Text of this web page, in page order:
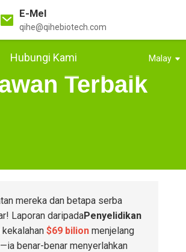
E-Mel
qihe@qihebiotech.com
Hubungi Kami Malay
Terbaik
mereka dan betapa serba
Laporan daripadaPenyelidikan
$69 bilion menjelang
benar-benar menyerlahkan